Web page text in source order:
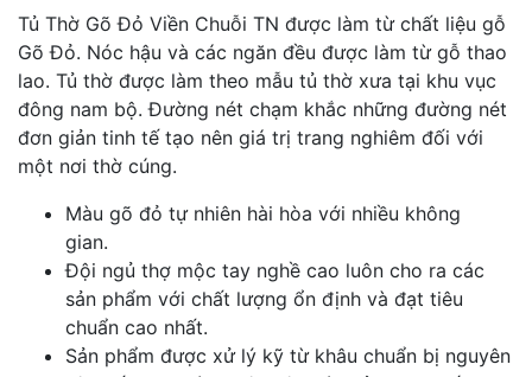
Tủ Thờ Gõ Đỏ Viền Chuỗi TN được làm từ chất liệu gỗ
Gõ Đỏ. Nóc hậu và các ngăn đều được làm từ gỗ thao
lao. Tủ thờ được làm theo mẫu tủ thờ xưa tại khu vục
đông nam bộ. Đường nét chạm khắc những đường nét
đơn giản tinh tế tạo nên giá trị trang nghiêm đối với
một nơi thờ cúng.
Màu gõ đỏ tự nhiên hài hòa với nhiều không
gian.
Đội ngủ thợ mộc tay nghề cao luôn cho ra các
sản phẩm với chất lượng ổn định và đạt tiêu
chuẩn cao nhất.
Sản phẩm được xử lý kỹ từ khâu chuẩn bị nguyên